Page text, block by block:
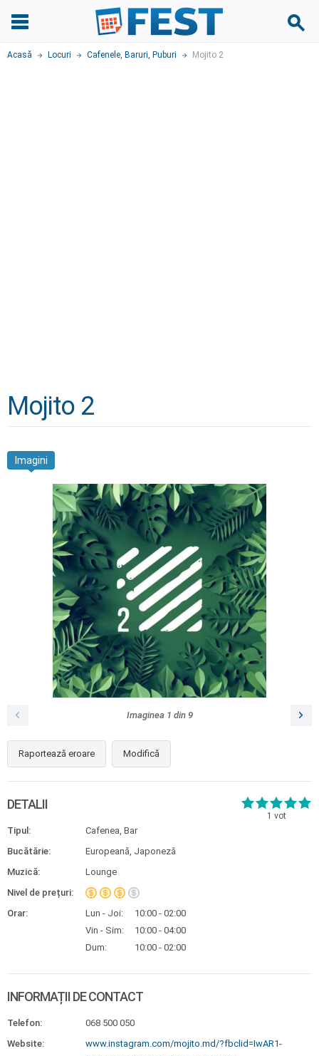
Acasă Locuri Cafenele, Baruri, Puburi Mojito 2
Mojito 2
Imagini
Imaginea 1 din 9
Raportează eroare Modifică
1 vot
DETALII
Tipul:
Cafenea, Bar
Bucătărie:
Europeană, Japoneză
Muzică:
Lounge
Nivel de prețuri:
Orar:
Lun - Joi:
10:00 - 02:00
Vin - Sim:
10:00 - 04:00
Dum:
10:00 - 02:00
INFORMAȚII DE CONTACT
Telefon:
068 500 050
Website:
www.instagram.com/mojito.md/?fbclid=IwAR1-